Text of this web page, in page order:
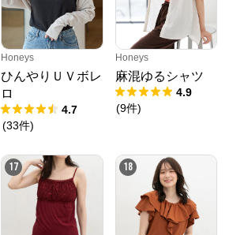
Honeys
ひんやりＵＶボレ
ロ
4.7
(33件)
Honeys
麻混ゆるシャツ
4.9
(9件)
17 18